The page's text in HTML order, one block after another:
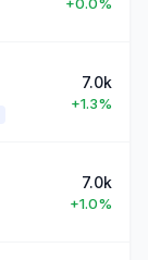
7.0k
+1.3%
7.0k
+1.0%